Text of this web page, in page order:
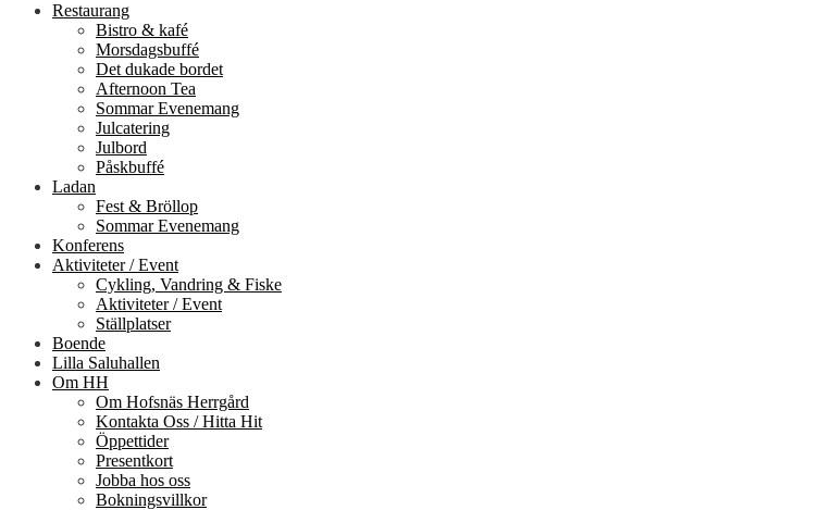
Restaurang
Bistro & kafé
Morsdagsbuffé
Det dukade bordet
Afternoon Tea
Sommar Evenemang
Julcatering
Julbord
Påskbuffé
Ladan
Fest & Bröllop
Sommar Evenemang
Konferens
Aktiviteter / Event
Cykling, Vandring & Fiske
Aktiviteter / Event
Ställplatser
Boende
Lilla Saluhallen
Om HH
Om Hofsnäs Herrgård
Kontakta Oss / Hitta Hit
Öppettider
Presentkort
Jobba hos oss
Bokningsvillkor